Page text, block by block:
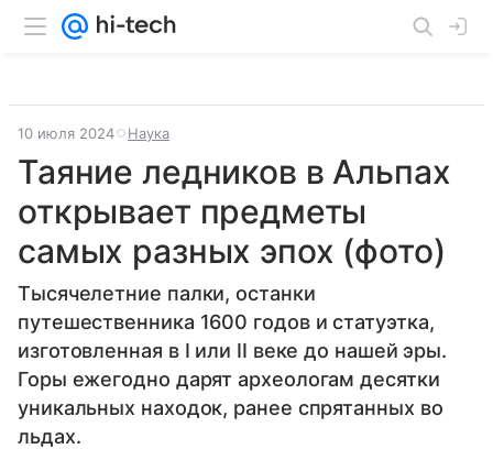
10 июля 2024 Наука
Таяние ледников в Альпах
открывает предметы
самых разных эпох (фото)
Тысячелетние палки, останки
путешественника 1600 годов и статуэтка,
изготовленная в I или II веке до нашей эры.
Горы ежегодно дарят археологам десятки
уникальных находок, ранее спрятанных во
льдах.